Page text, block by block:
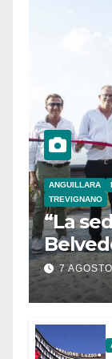
ANGUILLARA
TREVIGNANO
“La
7